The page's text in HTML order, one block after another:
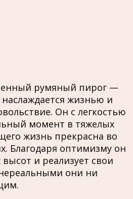
румяный пирог —
жизнью и
Он с легкостью
момент в тяжелых
жизнь прекрасна во
Благодаря оптимизму он
и реализует свои
они ни